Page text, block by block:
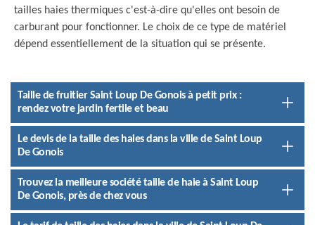
tailles haies thermiques c'est-à-dire qu'elles ont besoin de
carburant pour fonctionner. Le choix de ce type de matériel
dépend essentiellement de la situation qui se présente.
Taille de fruitier Saint Loup De Gonois à petit prix :
rendez votre jardin fertile et beau
Le devis de la taille des haies dans la ville de Saint Loup
De Gonois
Trouvez la meilleure société taille de haie à Saint Loup
De Gonois, près de chez vous